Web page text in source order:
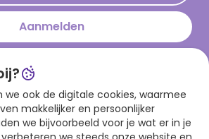
Aanmelden
app
we ook de digitale cookies, waarmee
makkelijker en persoonlijker
we bijvoorbeeld voor je wat er in je